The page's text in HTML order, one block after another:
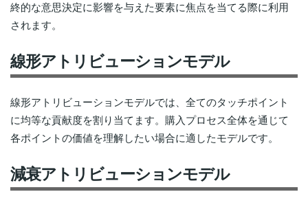
終的な意思決定に影響を与えた要素に焦点を当てる際に利用
されます。
線形アトリビューションモデル
線形アトリビューションモデルでは、全てのタッチポイント
に均等な貢献度を割り当てます。購入プロセス全体を通じて
各ポイントの価値を理解したい場合に適したモデルです。
減衰アトリビューションモデル